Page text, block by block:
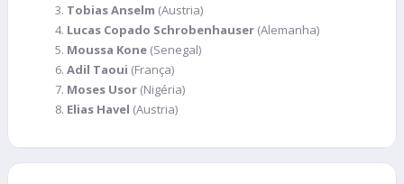
Tobias Anselm (Austria)
Lucas Copado Schrobenhauser (Alemanha)
Moussa Kone (Senegal)
Adil Taoui (França)
Moses Usor (Nigéria)
Elias Havel (Austria)